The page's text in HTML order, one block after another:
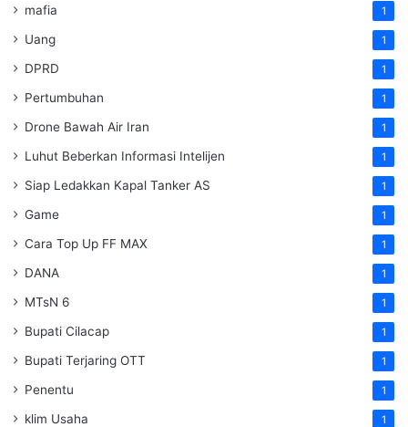
mafia 1
Uang 1
DPRD 1
Pertumbuhan 1
Drone Bawah Air Iran 1
Luhut Beberkan Informasi Intelijen 1
Siap Ledakkan Kapal Tanker AS 1
Game 1
Cara Top Up FF MAX 1
DANA 1
MTsN 6 1
Bupati Cilacap 1
Bupati Terjaring OTT 1
Penentu 1
klim Usaha 1